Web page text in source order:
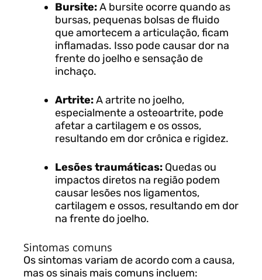
Bursite:A bursite ocorre quando as
bursas, pequenas bolsas de fluido
que amortecem a articulação, ficam
inflamadas. Isso pode causar dor na
frente do joelho e sensação de
inchaço.
Artrite:A artrite no joelho,
especialmente a osteoartrite, pode
afetar a cartilagem e os ossos,
resultando em dor crônica e rigidez.
Lesões traumáticas: Quedas ou
impactos diretos na região podem
causar lesões nos ligamentos,
cartilagem e ossos, resultando em dor
na frente do joelho.
Sintomas comuns
Os sintomas variam de acordo com a causa,
mas os sinais mais comuns incluem: